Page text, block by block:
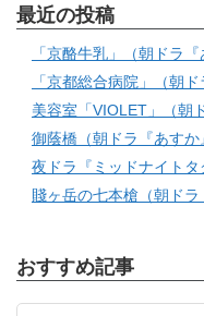
最近の投稿
「京酪牛乳」（朝ドラ『
「京都総合病院」（朝ド
美容室「VIOLET」（朝
御蔭橋（朝ドラ『あすか
夜ドラ『ミッドナイトタ
賤ヶ岳の七本槍（朝ドラ
おすすめ記事